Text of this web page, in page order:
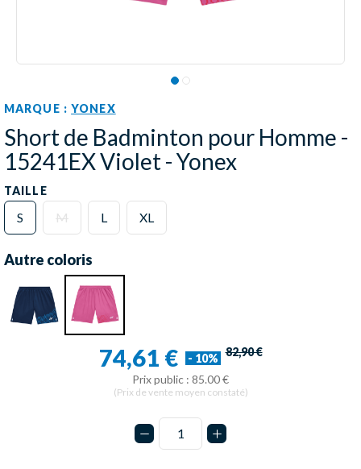
MARQUE :YONEX
Short de Badminton pour Homme -
15241EX Violet - Yonex
TAILLE
S M L XL
Autre coloris
74,61 € - 10% 82,90 €
Prix public : 85.00 €
(Prix de vente moyen constaté)